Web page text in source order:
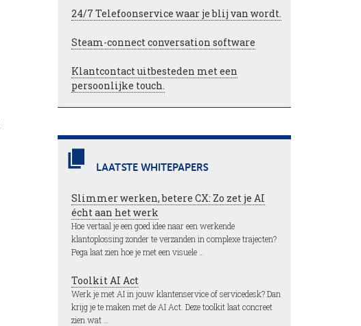
24/7 Telefoonservice waar je blij van wordt.
Steam-connect conversation software
Klantcontact uitbesteden met een
persoonlijke touch.
LAATSTE WHITEPAPERS
Slimmer werken, betere CX: Zo zet je AI
écht aan het werk
Hoe vertaal je een goed idee naar een werkende
klantoplossing zonder te verzanden in complexe trajecten?
Pega laat zien hoe je met een visuele …
Toolkit AI Act
Werk je met AI in jouw klantenservice of servicedesk? Dan
krijg je te maken met de AI Act. Deze toolkit laat concreet
zien wat …